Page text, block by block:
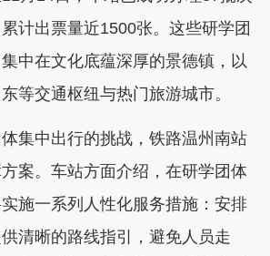
计出票量近1500张。这些研学团
中在文化底蕴深厚的景德镇，以
等交通枢纽与热门旅游城市。
中出行的挑战，铁路温州南站
案。车站方面介绍，在研学团体
施一系列人性化服务措施：安排
清晰的路线指引，避免人员走